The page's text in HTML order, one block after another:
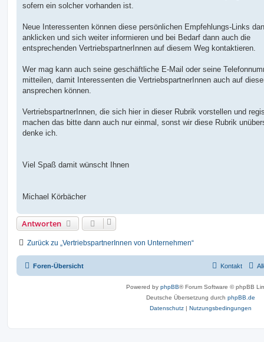
sofern ein solcher vorhanden ist.
Neue Interessenten können diese persönlichen Empfehlungs-Links
anklicken und sich weiter informieren und bei Bedarf dann auch die
entsprechenden VertriebspartnerInnen auf diesem Weg kontaktieren.
Wer mag kann auch seine geschäftliche E-Mail oder seine
mitteilen, damit Interessenten die VertriebspartnerInnen auch auf
ansprechen können.
VertriebspartnerInnen, die sich hier in dieser Rubrik vorstellen und
machen das bitte dann auch nur einmal, sonst wir diese Rubrik
denke ich.
Viel Spaß damit wünscht Ihnen
Michael Körbächer
Antworten
Zurück zu „VertriebspartnerInnen von Unternehmen“
Foren-Übersicht Kontakt
Powered by phpBB® Forum Software © phpBB
Deutsche Übersetzung durch phpBB.de
Datenschutz | Nutzungsbedingungen